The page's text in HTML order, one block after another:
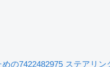
の7422482975 ステアリン